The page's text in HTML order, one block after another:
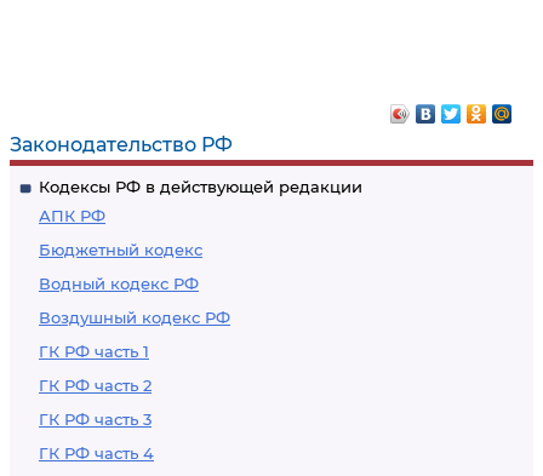
Законодательство РФ
Кодексы РФ в действующей редакции
АПК РФ
Бюджетный кодекс
Водный кодекс РФ
Воздушный кодекс РФ
ГК РФ часть 1
ГК РФ часть 2
ГК РФ часть 3
ГК РФ часть 4